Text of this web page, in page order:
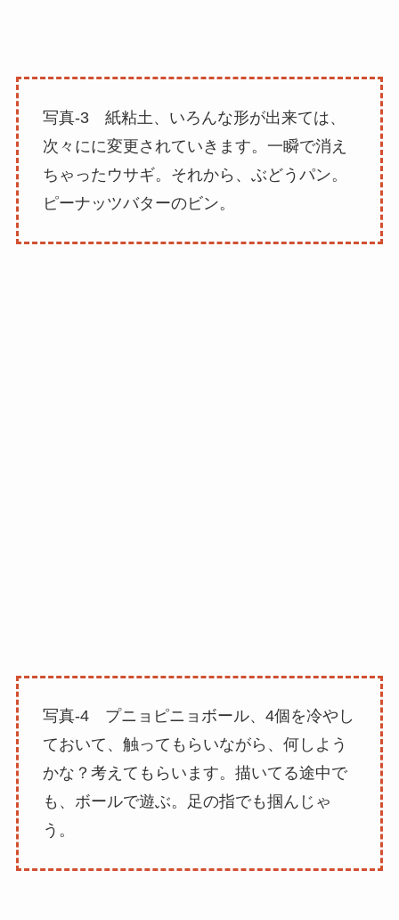
写真-3 紙粘土、いろんな形が出来ては、
次々にに変更されていきます。一瞬で消え
ちゃったウサギ。それから、ぶどうパン。
ピーナッツバターのビン。
写真-4 プニョピニョボール、4個を冷やし
ておいて、触ってもらいながら、何しよう
かな？考えてもらいます。描いてる途中で
も、ボールで遊ぶ。足の指でも掴んじゃ
う。